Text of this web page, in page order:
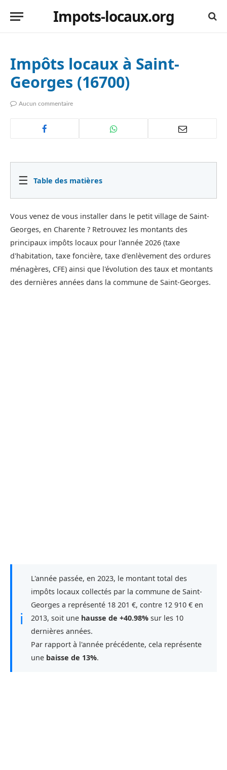
Impots-locaux.org
Impôts locaux à Saint-
Georges (16700)
Aucun commentaire
☰ Table des matières
Vous venez de vous installer dans le petit village de Saint-
Georges, en Charente ? Retrouvez les montants des
principaux impôts locaux pour l'année 2026 (taxe
d'habitation, taxe foncière, taxe d'enlèvement des ordures
ménagères, CFE) ainsi que l'évolution des taux et montants
des dernières années dans la commune de Saint-Georges.
ℹ
L'année passée, en 2023, le montant total des
impôts locaux collectés par la commune de Saint-
Georges a représenté 18 201 €, contre 12 910 € en
2013, soit une hausse de +40.98% sur les 10
dernières années.
Par rapport à l'année précédente, cela représente
une baisse de 13%.